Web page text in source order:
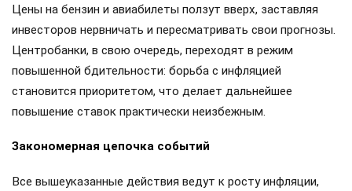
Цены на бензин и авиабилеты ползут вверх, заставляя
инвесторов нервничать и пересматривать свои прогнозы.
Центробанки, в свою очередь, переходят в режим
повышенной бдительности: борьба с инфляцией
становится приоритетом, что делает дальнейшее
повышение ставок практически неизбежным.
Закономерная цепочка событий
Все вышеуказанные действия ведут к росту инфляции,